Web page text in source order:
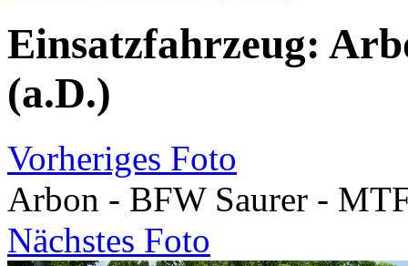
Einsatzfahrzeug:
(a.D.)
Vorheriges Foto
Arbon - BFW Saurer -
Nächstes Foto